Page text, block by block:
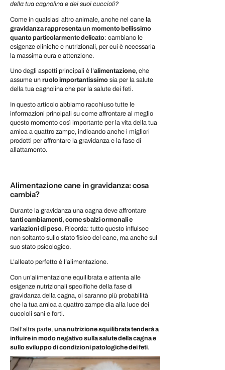
della tua cagnolina e dei suoi cuccioli?
Come in qualsiasi altro animale, anche nel cane la
gravidanza rappresenta un momento bellissimo
quanto particolarmente delicato: cambiano le
esigenze cliniche e nutrizionali, per cui è necessaria
la massima cura e attenzione.
Uno degli aspetti principali è l’alimentazione, che
assume un ruolo importantissimo sia per la salute
della tua cagnolina che per la salute dei feti.
In questo articolo abbiamo racchiuso tutte le
informazioni principali su come affrontare al meglio
questo momento così importante per la vita della tua
amica a quattro zampe, indicando anche i migliori
prodotti per affrontare la gravidanza e la fase di
allattamento.
Alimentazione cane in gravidanza: cosa
cambia?
Durante la gravidanza una cagna deve affrontare
tanti cambiamenti, come sbalzi ormonali e
variazioni di peso. Ricorda: tutto questo influisce
non soltanto sullo stato fisico del cane, ma anche sul
suo stato psicologico.
L’alleato perfetto è l’alimentazione.
Con un’alimentazione equilibrata e attenta alle
esigenze nutrizionali specifiche della fase di
gravidanza della cagna, ci saranno più probabilità
che la tua amica a quattro zampe dia alla luce dei
cuccioli sani e forti.
Dall’altra parte, una nutrizione squilibrata tenderà a
influire in modo negativo sulla salute della cagna e
sullo sviluppo di condizioni patologiche dei feti.